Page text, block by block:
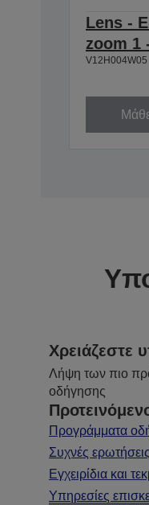
Lens -
zoom 1
V12H004W05
Χρειάζεστε
Λήψη των πιο
οδήγησης
Προγράμματα
Συχνές ερωτήσεις
Εγχειρίδια και
Υπηρεσίες